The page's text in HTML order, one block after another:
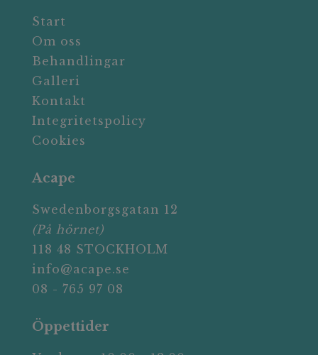
Start
Om oss
Behandlingar
Galleri
Kontakt
Integritetspolicy
Cookies
Acape
Swedenborgsgatan 12
(På hörnet)
118 48 STOCKHOLM
info@acape.se
08 - 765 97 08
Öppettider